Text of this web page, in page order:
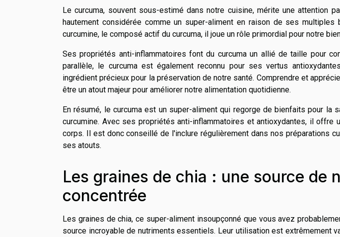
Le curcuma, souvent sous-estimé dans notre cuisine, mérite une attention
hautement considérée comme un super-aliment en raison de ses multiples
curcumine, le composé actif du curcuma, il joue un rôle primordial pour notre
Ses propriétés anti-inflammatoires font du curcuma un allié de taille pour
parallèle, le curcuma est également reconnu pour ses vertus
ingrédient précieux pour la préservation de notre santé. Comprendre et
être un atout majeur pour améliorer notre alimentation quotidienne.
En résumé, le curcuma est un super-aliment qui regorge de bienfaits pour la
curcumine. Avec ses propriétés anti-inflammatoires et antioxydantes, il offre
corps. Il est donc conseillé de l'inclure régulièrement dans nos préparations
ses atouts.
Les graines de chia : une source de
concentrée
Les graines de chia, ce super-aliment insoupçonné que vous avez
source incroyable de nutriments essentiels. Leur utilisation est extrêmement